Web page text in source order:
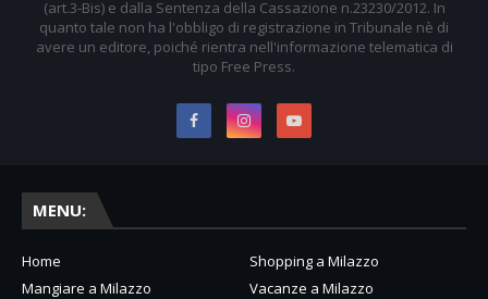
(art.3-Bis) e dalla Sentenza della Cassazione n.23230/2012. In
quanto tale non ha l'obbligo di registrazione in Tribunale nè di
avere un editore, poiché rientra nell'informazione telematica di
tipo Free Press.
MENU:
Home
Shopping a Milazzo
Mangiare a Milazzo
Vacanze a Milazzo